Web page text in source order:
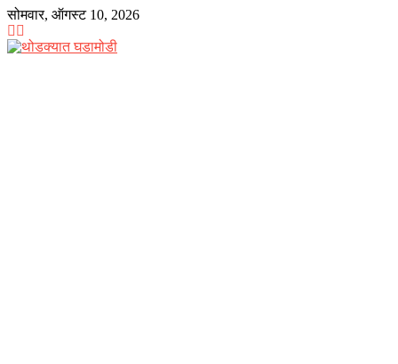
Skip
to
content
सोमवार, ऑगस्ट 10, 2026